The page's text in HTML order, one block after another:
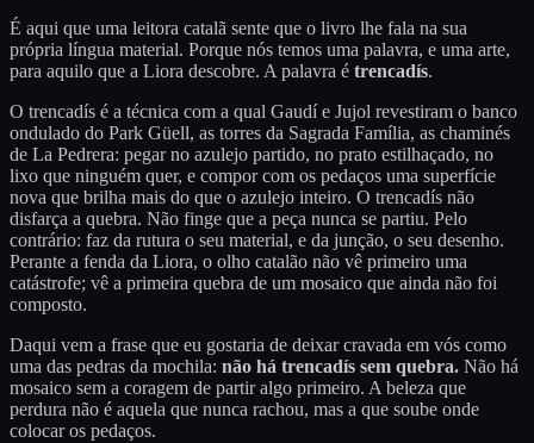
É aqui que uma leitora catalã sente que o livro lhe fala na sua
própria língua material. Porque nós temos uma palavra, e uma arte,
para aquilo que a Liora descobre. A palavra é trencadís.
O trencadís é a técnica com a qual Gaudí e Jujol revestiram o banco
ondulado do Park Güell, as torres da Sagrada Família, as chaminés
de La Pedrera: pegar no azulejo partido, no prato estilhaçado, no
lixo que ninguém quer, e compor com os pedaços uma superfície
nova que brilha mais do que o azulejo inteiro. O trencadís não
disfarça a quebra. Não finge que a peça nunca se partiu. Pelo
contrário: faz da rutura o seu material, e da junção, o seu desenho.
Perante a fenda da Liora, o olho catalão não vê primeiro uma
catástrofe; vê a primeira quebra de um mosaico que ainda não foi
composto.
Daqui vem a frase que eu gostaria de deixar cravada em vós como
uma das pedras da mochila: não há trencadís sem quebra. Não há
mosaico sem a coragem de partir algo primeiro. A beleza que
perdura não é aquela que nunca rachou, mas a que soube onde
colocar os pedaços.